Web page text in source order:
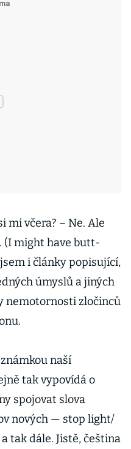
mi včera? – Ne. Ale
(I might have butt-
i články popisující,
úmyslů a jiných
nemotornosti zločinců
naší
tak vypovídá o
spojovat slova
nových — stop light/
tak dále. Jistě, čeština